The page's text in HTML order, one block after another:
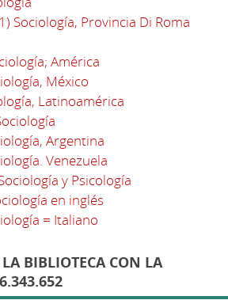
Sociología, Provincia Di Roma
América
México
Latinoamérica
Argentina
Venezuela
y Psicología
en inglés
= Italiano
BIBLIOTECA CON LA